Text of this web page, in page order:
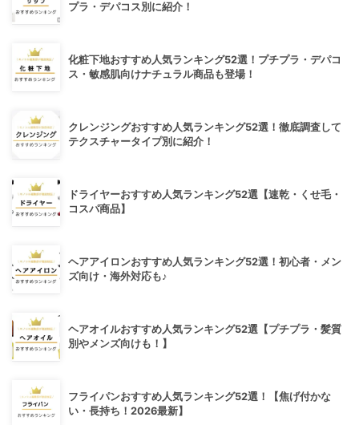
プラ・デパコス別に紹介！
化粧下地おすすめ人気ランキング52選！プチプラ・デパコ
ス・敏感肌向けナチュラル商品も登場！
クレンジングおすすめ人気ランキング52選！徹底調査して
テクスチャータイプ別に紹介！
ドライヤーおすすめ人気ランキング52選【速乾・くせ毛・
コスパ商品】
ヘアアイロンおすすめ人気ランキング52選！初心者・メン
ズ向け・海外対応も♪
ヘアオイルおすすめ人気ランキング52選【プチプラ・髪質
別やメンズ向けも！】
フライパンおすすめ人気ランキング52選！【焦げ付かな
い・長持ち！2026最新】